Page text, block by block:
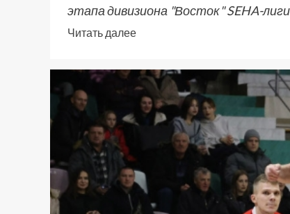
этапа дивизиона "Восток" SEHA-
Читать далее